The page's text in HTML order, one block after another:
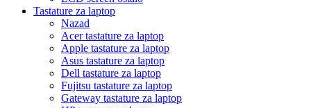
Tastature za laptop
Nazad
Acer tastature za laptop
Apple tastature za laptop
Asus tastature za laptop
Dell tastature za laptop
Fujitsu tastature za laptop
Gateway tastature za laptop